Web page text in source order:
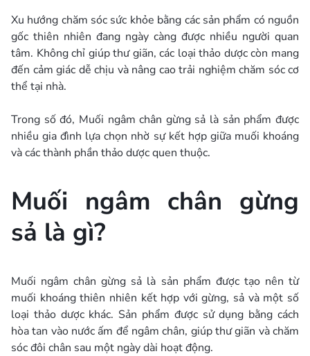
Xu hướng chăm sóc sức khỏe bằng các sản phẩm có nguồn
gốc thiên nhiên đang ngày càng được nhiều người quan
tâm. Không chỉ giúp thư giãn, các loại thảo dược còn mang
đến cảm giác dễ chịu và nâng cao trải nghiệm chăm sóc cơ
thể tại nhà.
Trong số đó, Muối ngâm chân gừng sả là sản phẩm được
nhiều gia đình lựa chọn nhờ sự kết hợp giữa muối khoáng
và các thành phần thảo dược quen thuộc.
Muối ngâm chân gừng
sả là gì?
Muối ngâm chân gừng sả là sản phẩm được tạo nên từ
muối khoáng thiên nhiên kết hợp với gừng, sả và một số
loại thảo dược khác. Sản phẩm được sử dụng bằng cách
hòa tan vào nước ấm để ngâm chân, giúp thư giãn và chăm
sóc đôi chân sau một ngày dài hoạt động.